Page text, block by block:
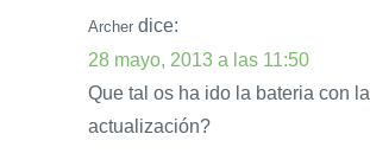
Archer dice:
28 mayo, 2013 a las 11:50
Que tal os ha ido la bateria con la
actualización?